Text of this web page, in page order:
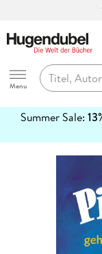
Hugendubel
Menu
Summer Sale:
erfahren